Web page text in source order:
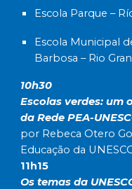
Escola Parque –
Escola Municipal
Barbosa – Rio
10h30
Escolas verdes: um
da Rede PEA-
por Rebeca Otero
Educação da
11h15
Os temas da